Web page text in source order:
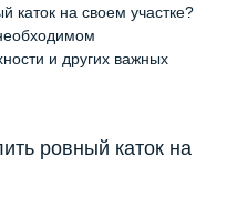
каток на своем участке?
и других важных
ровный каток на